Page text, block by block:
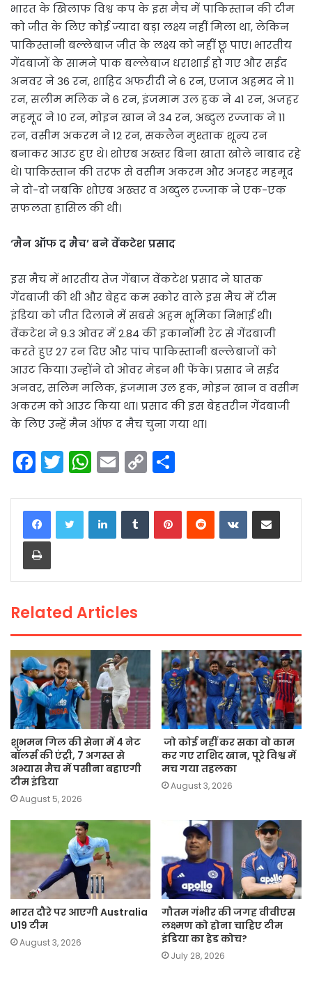
भारत के खिलाफ विश्व कप के इस मैच में पाकिस्तान की टीम
को जीत के लिए कोई ज्यादा बड़ा लक्ष्य नहीं मिला था, लेकिन
पाकिस्तानी बल्लेबाज जीत के लक्ष्य को नहीं छू पाए। भारतीय
गेंदबाजों के सामने पाक बल्लेबाज धराशाई हो गए और सईद
अनवर ने 36 रन, शाहिद अफरीदी ने 6 रन, एजाज अहमद ने 11
रन, सलीम मलिक ने 6 रन, इंजमाम उल हक ने 41 रन, अजहर
महमूद ने 10 रन, मोइन खान ने 34 रन, अब्दुल रज्जाक ने 11
रन, वसीम अकरम ने 12 रन, सकलैन मुश्ताक शून्य रन
बनाकर आउट हुए थे। शोएब अख्तर बिना खाता खोले नाबाद रहे
थे। पाकिस्तान की तरफ से वसीम अकरम और अजहर महमूद
ने दो-दो जबकि शोएब अख्तर व अब्दुल रज्जाक ने एक-एक
सफलता हासिल की थी।
‘मैन ऑफ द मैच’ बने वेंकटेश प्रसाद
इस मैच में भारतीय तेज गेंबाज वेंकटेश प्रसाद ने घातक
गेंदबाजी की थी और बेहद कम स्कोर वाले इस मैच में टीम
इंडिया को जीत दिलाने में सबसे अहम भूमिका निभाई थी।
वेंकटेश ने 9.3 ओवर में 2.84 की इकानॉमी रेट से गेंदबाजी
करते हुए 27 रन दिए और पांच पाकिस्तानी बल्लेबाजों को
आउट किया। उन्होंने दो ओवर मेडन भी फेंके। प्रसाद ने सईद
अनवर, सलिम मलिक, इंजमाम उल हक, मोइन खान व वसीम
अकरम को आउट किया था। प्रसाद की इस बेहतरीन गेंदबाजी
के लिए उन्हें मैन ऑफ द मैच चुना गया था।
F
a
c
e
b
o
k
T
w
itt
er
W
h
a
ts
p
E
m
ai
C
o
p
n
ar
LinkedInTumblrPinterestReddit VKontakteShare via Email
Print
Related Articles
शुभमन गिल की सेना में 4 नेट
बॉलर्स की एंट्री, 7 अगस्त से
अभ्यास मैच में पसीना बहाएगी
टीम इंडिया
August 5, 2026
जो कोई नहीं कर सका वो काम
कर गए राशिद खान, पूरे विश्व में
मच गया तहलका
August 3, 2026
भारत दौरे पर आएगी Australia
U19 टीम
August 3, 2026
गौतम गंभीर की जगह वीवीएस
लक्ष्मण को होना चाहिए टीम
इंडिया का हेड कोच?
July 28, 2026